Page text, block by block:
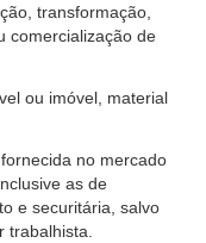
transformação,
comercialização de
ou imóvel, material
no mercado
as de
e securitária, salvo
trabalhista.